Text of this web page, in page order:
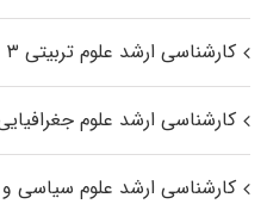
کارشناسی ارشد علوم تربیتی ۳
کارشناسی ارشد علوم
کارشناسی ارشد علوم سیاسی و